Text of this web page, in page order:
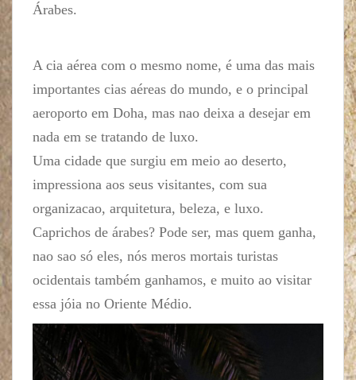
Árabes.
A cia aérea com o mesmo nome, é uma das mais
importantes cias aéreas do mundo, e o principal
aeroporto em Doha, mas nao deixa a desejar em
nada em se tratando de luxo.
Uma cidade que surgiu em meio ao deserto,
impressiona aos seus visitantes, com sua
organizacao, arquitetura, beleza, e luxo.
Caprichos de árabes? Pode ser, mas quem ganha,
nao sao só eles, nós meros mortais turistas
ocidentais também ganhamos, e muito ao visitar
essa jóia no Oriente Médio.